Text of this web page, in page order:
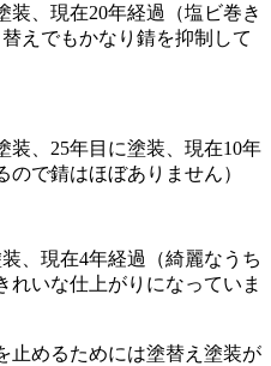
装、現在20年経過（塩ビ巻き
えでもかなり錆を抑制して
装、25年目に塗装、現在10年
で錆はほぼありません）
、現在4年経過（綺麗なうち
れいな仕上がりになっていま
止めるためには塗替え塗装が